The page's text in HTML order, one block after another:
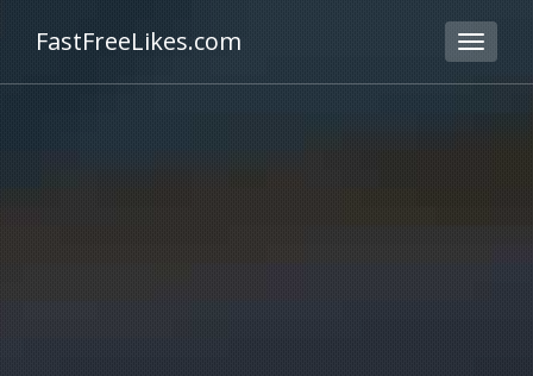
FastFreeLikes.com